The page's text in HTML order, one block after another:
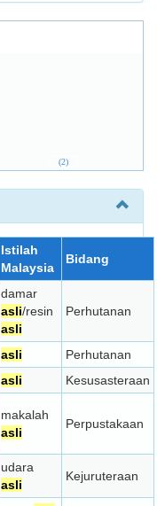
(2)
Istilah
Malaysia
Bidang
damar
asli/resin
asli
Perhutanan
asli
Perhutanan
asli Kesusasteraan
makalah
asli
Perpustakaan
udara
asli
Kejuruteraan